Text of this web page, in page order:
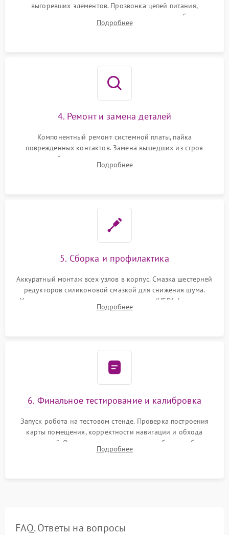
выгоревших элементов. Прозвонка цепей питания,
тестирование приводных моторов колес и турбины
всасывания. Оценка состояния оптических и инфракрасных
Подробнее
4. Ремонт и замена деталей
Компонентный ремонт системной платы, пайка
поврежденных контактов. Замена вышедших из строя
двигателей, изношенного аккумулятора, неисправного
лидара или помпы подачи воды. Восстановление шлейфов и
Подробнее
5. Сборка и профилактика
Аккуратный монтаж всех узлов в корпус. Смазка шестерней
редукторов силиконовой смазкой для снижения шума.
Установка новых расходных материалов (HEPA-фильтров,
микрофибры, щеток). Надежная фиксация разъемов и
Подробнее
6. Финальное тестирование и калибровка
Запуск робота на тестовом стенде. Проверка построения
карты помещения, корректности навигации и обхода
препятствий. Оценка силы всасывания и работы турбины.
Тестирование автоматического возврата на док-станцию и
Подробнее
FAQ. Ответы на вопросы